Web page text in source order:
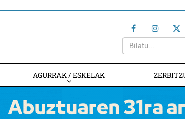
AGURRAK / ESKELAK